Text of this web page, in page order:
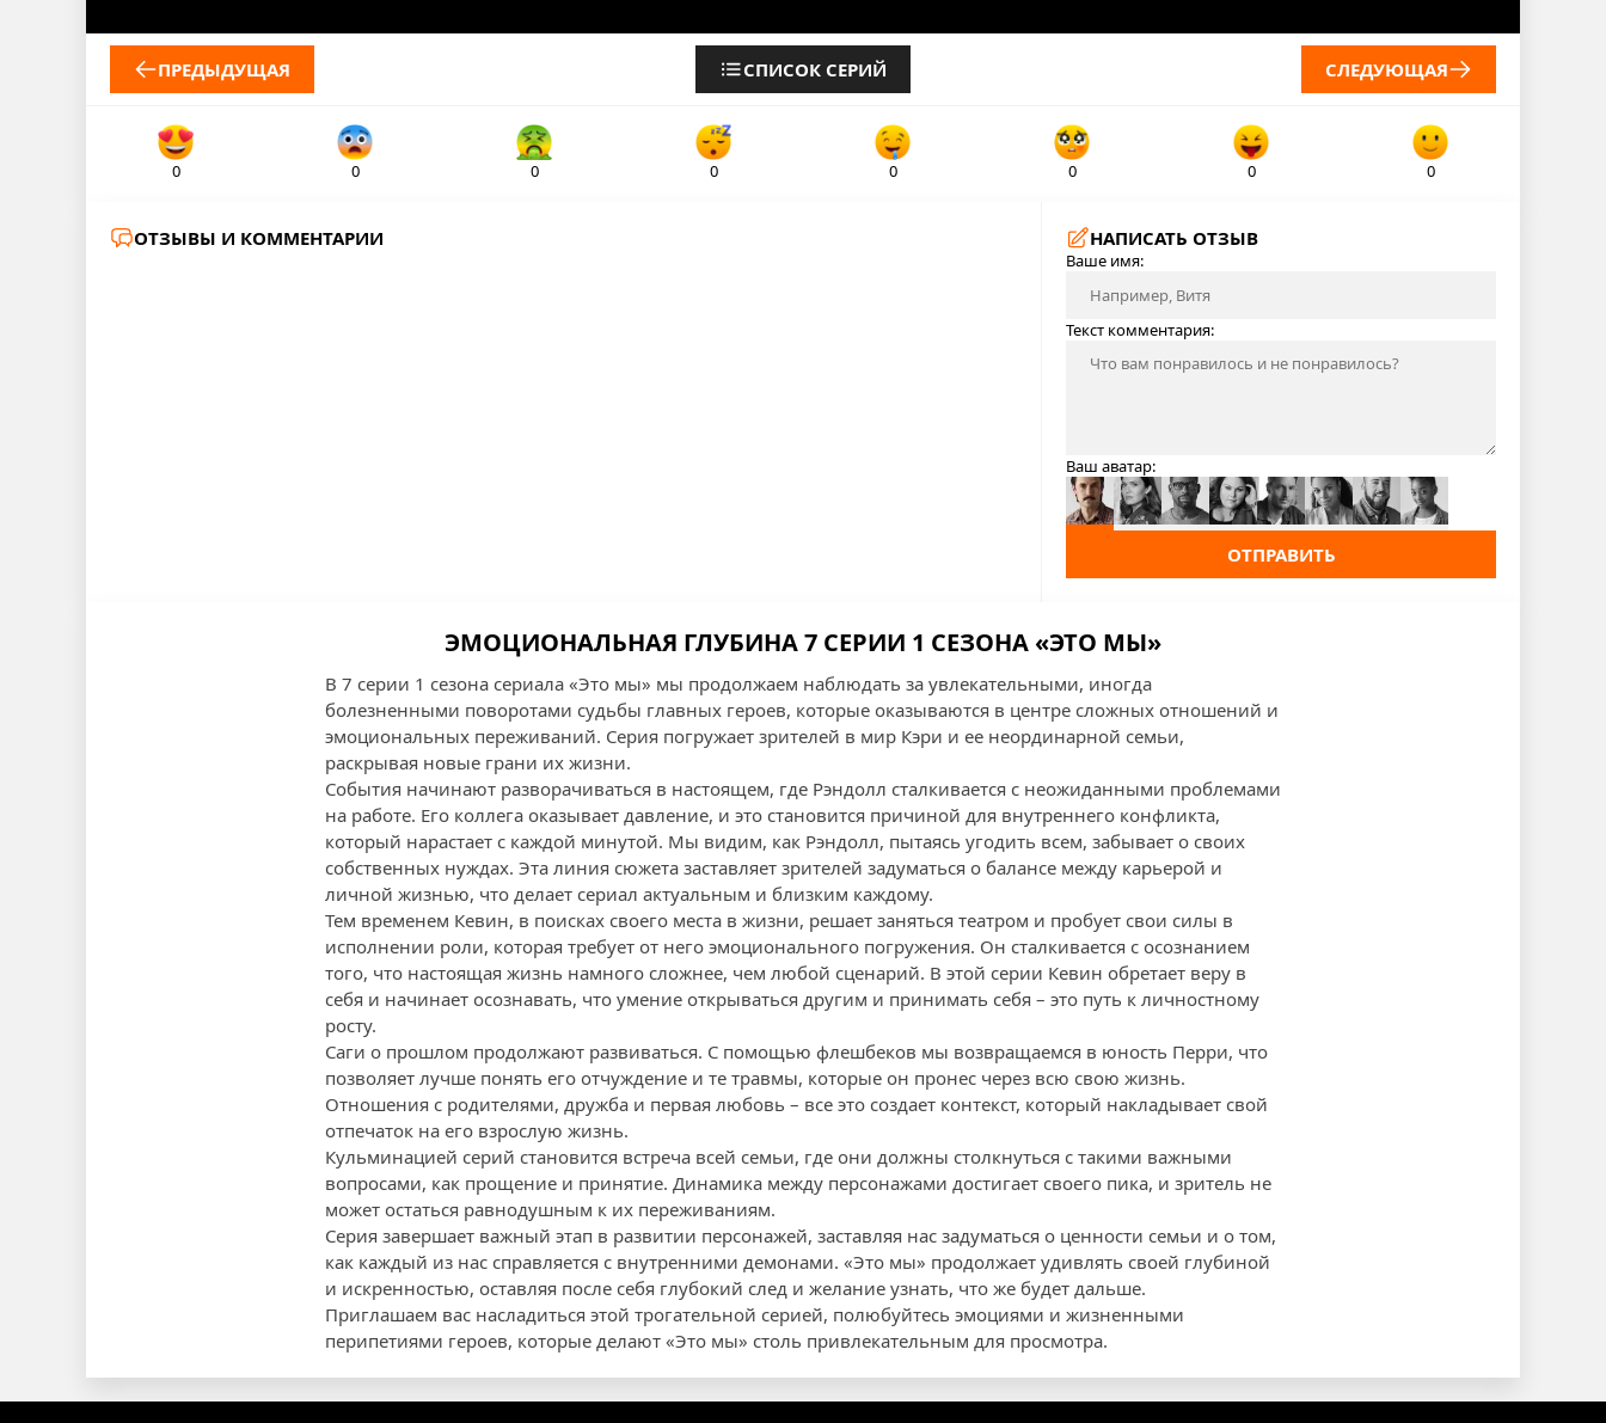
ПРЕДЫДУЩАЯ СПИСОК СЕРИЙ СЛЕДУЮЩАЯ
0 0 0 0 0 0 0 0
ОТЗЫВЫ И КОММЕНТАРИИ НАПИСАТЬ ОТЗЫВ
Ваше имя:
Текст комментария:
Ваш аватар:
ОТПРАВИТЬ
ЭМОЦИОНАЛЬНАЯ ГЛУБИНА 7 СЕРИИ 1 СЕЗОНА «ЭТО МЫ»
В 7 серии 1 сезона сериала «Это мы» мы продолжаем наблюдать за увлекательными, иногда
болезненными поворотами судьбы главных героев, которые оказываются в центре сложных отношений и
эмоциональных переживаний. Серия погружает зрителей в мир Кэри и ее неординарной семьи,
раскрывая новые грани их жизни.
События начинают разворачиваться в настоящем, где Рэндолл сталкивается с неожиданными проблемами
на работе. Его коллега оказывает давление, и это становится причиной для внутреннего конфликта,
который нарастает с каждой минутой. Мы видим, как Рэндолл, пытаясь угодить всем, забывает о своих
собственных нуждах. Эта линия сюжета заставляет зрителей задуматься о балансе между карьерой и
личной жизнью, что делает сериал актуальным и близким каждому.
Тем временем Кевин, в поисках своего места в жизни, решает заняться театром и пробует свои силы в
исполнении роли, которая требует от него эмоционального погружения. Он сталкивается с осознанием
того, что настоящая жизнь намного сложнее, чем любой сценарий. В этой серии Кевин обретает веру в
себя и начинает осознавать, что умение открываться другим и принимать себя – это путь к личностному
росту.
Саги о прошлом продолжают развиваться. С помощью флешбеков мы возвращаемся в юность Перри, что
позволяет лучше понять его отчуждение и те травмы, которые он пронес через всю свою жизнь.
Отношения с родителями, дружба и первая любовь – все это создает контекст, который накладывает свой
отпечаток на его взрослую жизнь.
Кульминацией серий становится встреча всей семьи, где они должны столкнуться с такими важными
вопросами, как прощение и принятие. Динамика между персонажами достигает своего пика, и зритель не
может остаться равнодушным к их переживаниям.
Серия завершает важный этап в развитии персонажей, заставляя нас задуматься о ценности семьи и о том,
как каждый из нас справляется с внутренними демонами. «Это мы» продолжает удивлять своей глубиной
и искренностью, оставляя после себя глубокий след и желание узнать, что же будет дальше.
Приглашаем вас насладиться этой трогательной серией, полюбуйтесь эмоциями и жизненными
перипетиями героев, которые делают «Это мы» столь привлекательным для просмотра.